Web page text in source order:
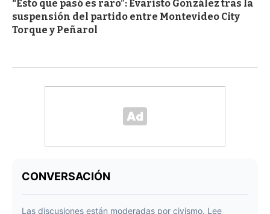
“Esto que pasó es raro”: Evaristo González tras la
suspensión del partido entre Montevideo City
Torque y Peñarol